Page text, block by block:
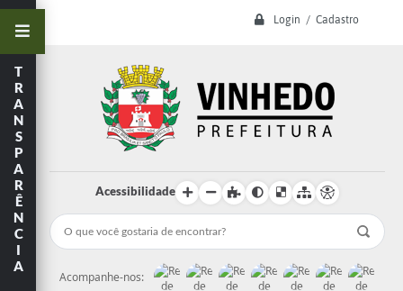
Login / Cadastro
Acessibilidade
Acompanhe-nos:
T
R
A
N
S
P
A
R
Ê
N
C
I
A